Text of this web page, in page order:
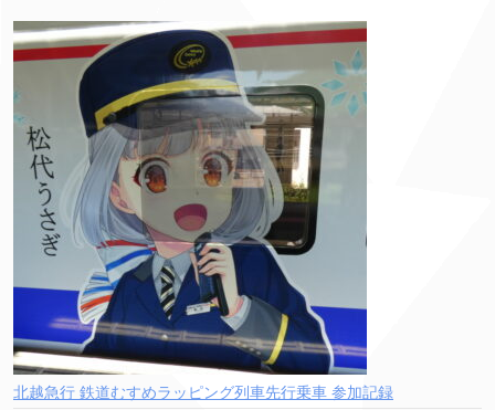
北越急行 鉄道むすめラッピング列車先行乗車 参加記録